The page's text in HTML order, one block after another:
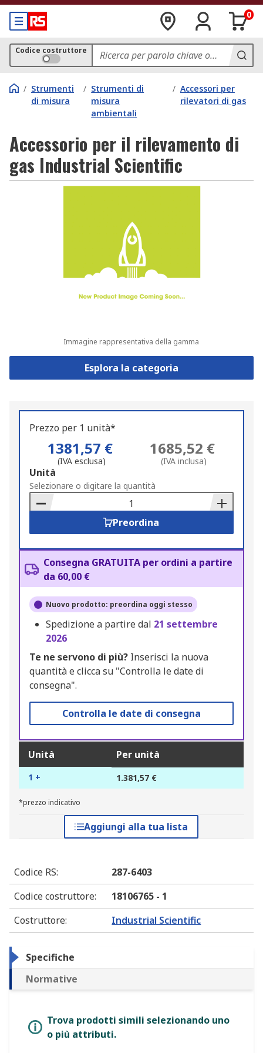
0
Codice costruttore
/ Strumenti
di misura
/ Strumenti di
misura
ambientali
/ Accessori per
rilevatori di gas
Accessorio per il rilevamento di
gas Industrial Scientific
Immagine rappresentativa della gamma
Esplora la categoria
Prezzo per 1 unità*
1381,57 €
(IVA esclusa)
1685,52 €
(IVA inclusa)
Add
to
Basket
Unità
Selezionare o digitare la quantità
Preordina
Consegna GRATUITA per ordini a partire
da 60,00 €
Nuovo prodotto: preordina oggi stesso
Spedizione a partire dal 21 settembre
2026
Te ne servono di più? Inserisci la nuova
quantità e clicca su "Controlla le date di
consegna".
Controlla le date di consegna
Unità Per unità
1 + 1.381,57 €
*prezzo indicativo
Aggiungi alla tua lista
Codice RS:
287-6403
Codice costruttore:
18106765 - 1
Costruttore: Industrial Scientific
Specifiche
Normative
Trova prodotti simili selezionando uno
o più attributi.